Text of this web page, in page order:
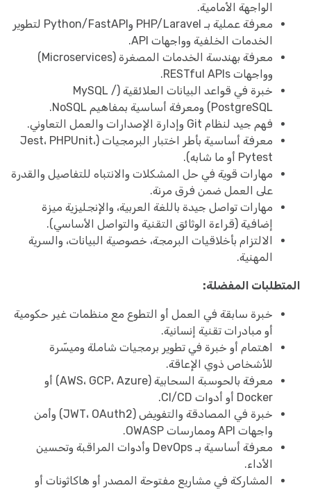
الواجهة الأمامية.
معرفة عملية بـ PHP/Laravel وPython/FastAPI لتطوير
الخدمات الخلفية وواجهات API.
معرفة بهندسة الخدمات المصغرة (Microservices)
وواجهات RESTful APIs.
خبرة في قواعد البيانات العلائقية (MySQL /
PostgreSQL) ومعرفة أساسية بمفاهيم NoSQL.
فهم جيد لنظام Git وإدارة الإصدارات والعمل التعاوني.
معرفة أساسية بأطر اختبار البرمجيات (Jest، PHPUnit،
Pytest أو ما شابه).
مهارات قوية في حل المشكلات والانتباه للتفاصيل والقدرة
على العمل ضمن فرق مرنة.
مهارات تواصل جيدة باللغة العربية، والإنجليزية ميزة
إضافية (قراءة الوثائق التقنية والتواصل الأساسي).
الالتزام بأخلاقيات البرمجة، خصوصية البيانات، والسرية
المهنية.
المتطلبات المفضلة:
خبرة سابقة في العمل أو التطوع مع منظمات غير حكومية
أو مبادرات تقنية إنسانية.
اهتمام أو خبرة في تطوير برمجيات شاملة وميسّرة
للأشخاص ذوي الإعاقة.
معرفة بالحوسبة السحابية (AWS، GCP، Azure) أو
Docker أو أدوات CI/CD.
خبرة في المصادقة والتفويض (JWT، OAuth2) وأمن
واجهات API وممارسات OWASP.
معرفة أساسية بـ DevOps وأدوات المراقبة وتحسين
الأداء.
المشاركة في مشاريع مفتوحة المصدر أو هاكاثونات أو